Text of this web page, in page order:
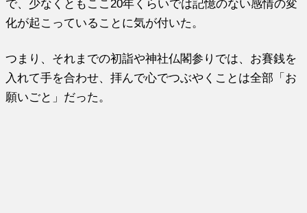
で、少なくともここ20年くらいでは記憶のない感情の変
化が起こっていることに気が付いた。
つまり、それまでの初詣や神社仏閣参りでは、お賽銭を
入れて手を合わせ、拝んで心でつぶやくことは全部「お
願いごと」だった。